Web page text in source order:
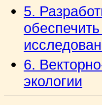
5.
6.
экологии